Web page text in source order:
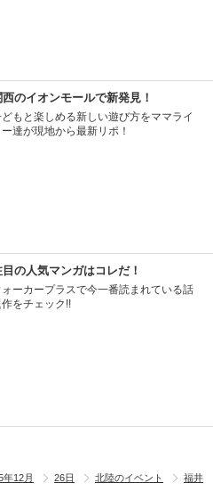
西のイオンモールで新発見！
もと楽しめる新しい遊び方をママライ
ー達が現地から最新リポ！
目の人気マンガはコレだ！
ォーカープラスで今一番読まれている話
作をチェック!!
年12月 26日 北陸のイベント
福井